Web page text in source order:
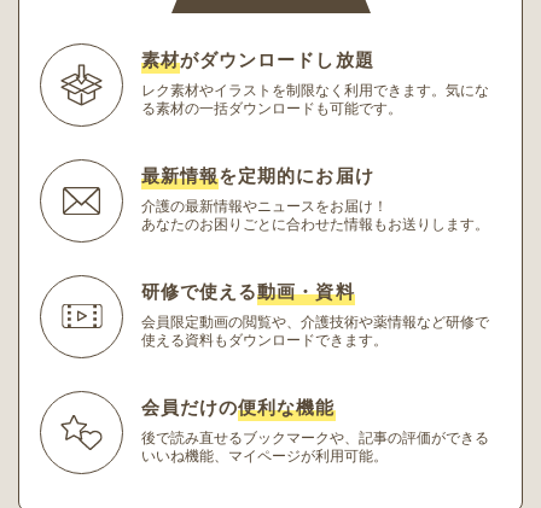
素材がダウンロードし放題
レク素材やイラストを制限なく利用できます。 気にな
る素材の一括ダウンロードも可能です。
最新情報を定期的にお届け
介護の最新情報やニュースをお届け！
あなたのお困りごとに合わせた情報もお送りします。
研修で使える動画・資料
会員限定動画の閲覧や、介護技術や薬情報など研修で
使える資料もダウンロードできます。
会員だけの便利な機能
後で読み直せるブックマークや、記事の評価ができる
いいね機能、マイページが利用可能。